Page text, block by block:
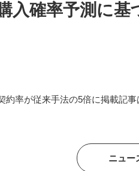
入確率予測に
約率が従来手法の5倍に掲載記事
ニュー